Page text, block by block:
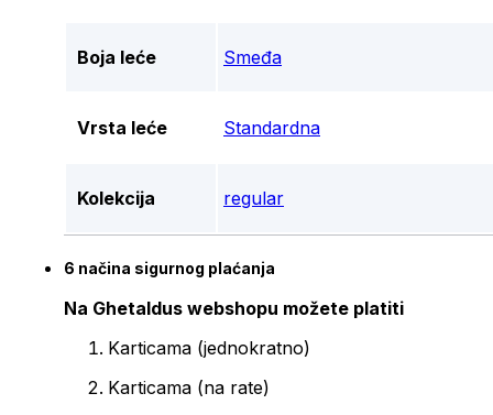
Boja leće Smeđa
Vrsta leće Standardna
Kolekcija regular
6 načina sigurnog plaćanja
Na Ghetaldus webshopu možete platiti
Karticama (jednokratno)
Karticama (na rate)